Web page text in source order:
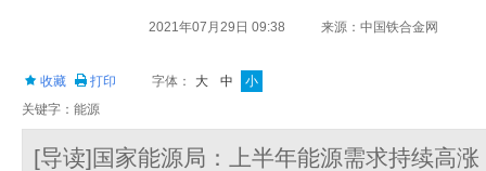
2021年07月29日 09:38 来源：中国铁合金网
收藏 打印 字体： 大 中
小
关键字：能源
[导读]国家能源局：上半年能源需求持续高涨